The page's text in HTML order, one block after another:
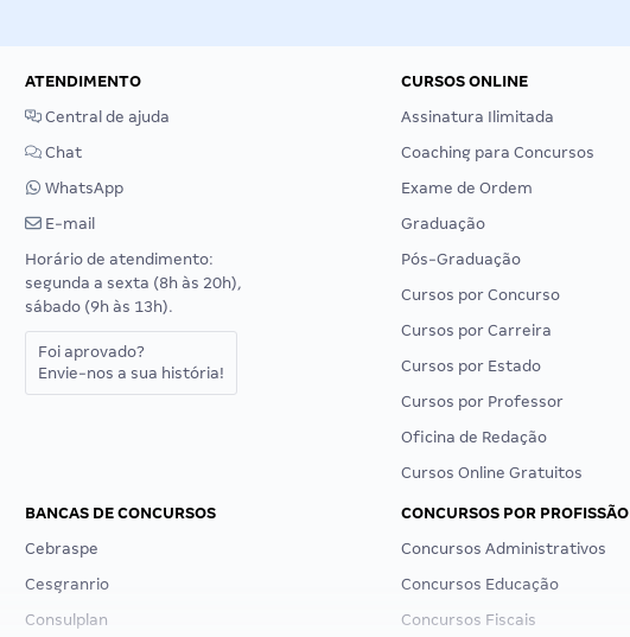
ATENDIMENTO
Central de ajuda
Chat
WhatsApp
E-mail
Horário de atendimento:
segunda a sexta (8h às 20h),
sábado (9h às 13h).
Foi aprovado?
Envie-nos a sua história!
CURSOS ONLINE
Assinatura Ilimitada
Coaching para Concursos
Exame de Ordem
Graduação
Pós-Graduação
Cursos por Concurso
Cursos por Carreira
Cursos por Estado
Cursos por Professor
Oficina de Redação
Cursos Online Gratuitos
BANCAS DE CONCURSOS
Cebraspe
Cesgranrio
Consulplan
CONCURSOS POR PROFISSÃO
Concursos Administrativos
Concursos Educação
Concursos Fiscais